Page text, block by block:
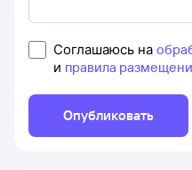
Соглашаюсь на
и правила
Опубликовать